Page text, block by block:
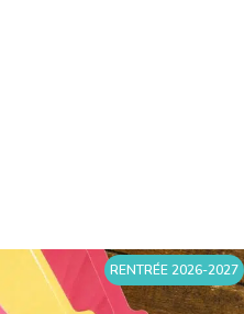
RENTRÉE 2026-2027